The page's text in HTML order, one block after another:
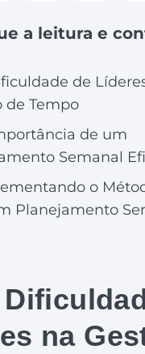
a leitura e
de
de Tempo
de um
Semanal
o
Planejamento
na